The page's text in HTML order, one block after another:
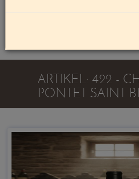
ARTIKEL: 422 -
PONTET SAINT